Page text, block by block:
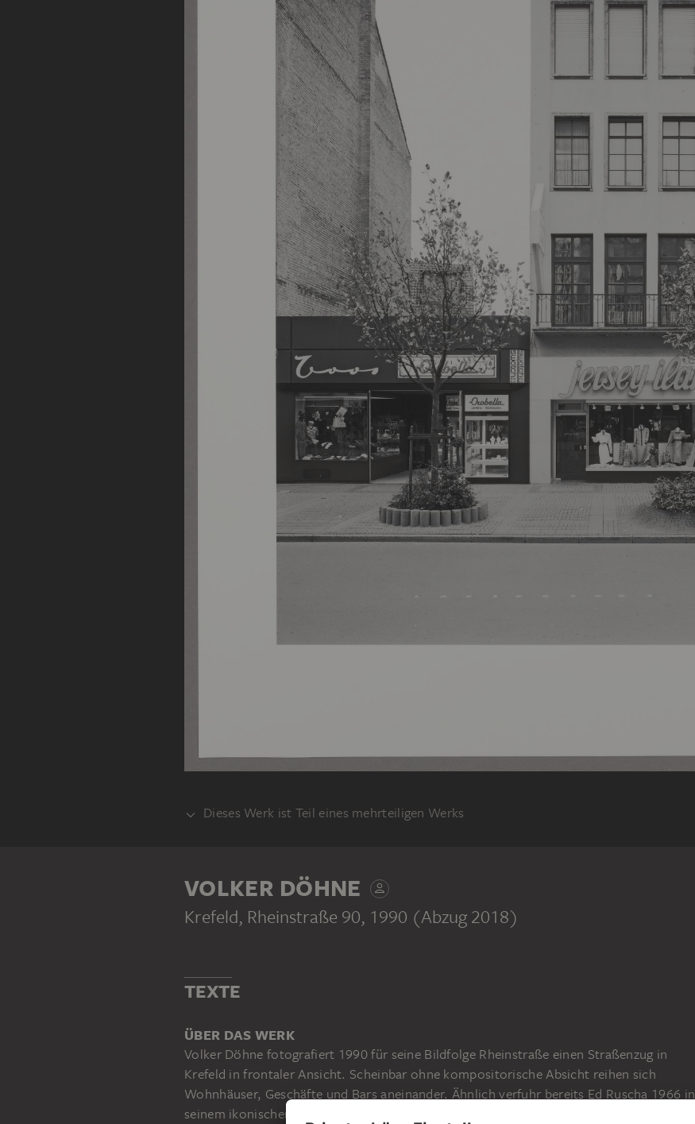
Dieses Werk ist Teil eines mehrteiligen Werks
VOLKER DÖHNE
Krefeld, Rheinstraße 90, 1990 (Abzug 2018)
TEXTE
ÜBER DAS WERK
Volker Döhne fotografiert 1990 für seine Bildfolge Rheinstraße einen Straßenzug in
Krefeld in frontaler Ansicht. Scheinbar ohne kompositorische Absicht reihen sich
Wohnhäuser, Geschäfte und Bars aneinander. Ähnlich verfuhr bereits Ed Ruscha 1966 in
seinem ikonischen Frühwerk der Konzept-Kunst Every Building on the Sunset Strip, das